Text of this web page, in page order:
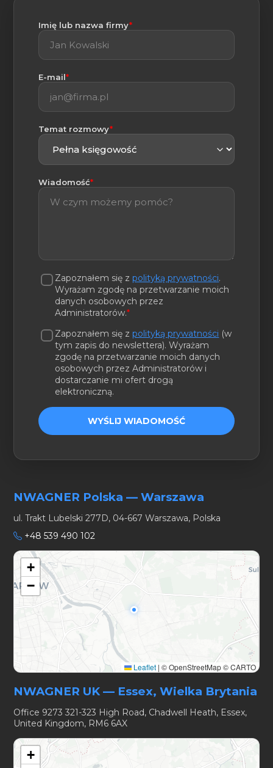
Imię lub nazwa firmy*(wymagane)
E-mail*(wymagane)
Temat rozmowy*(wymagane)
Wiadomość*(wymagane)
Zapoznałem się zpolityką prywatności.
Wyrażam zgodę na przetwarzanie moich
danych osobowych przez
Administratorów.*
Zapoznałem się zpolityką prywatności (w
tym zapis do newslettera). Wyrażam
zgodę na przetwarzanie moich danych
osobowych przez Administratorów i
dostarczanie mi ofert drogą
elektroniczną.
WYŚLIJ WIADOMOŚĆ
NWAGNER Polska — Warszawa
ul. Trakt Lubelski 277D, 04-667 Warszawa, Polska
+48 539 490 102
+
−
Leaflet | © OpenStreetMap © CARTO
NWAGNER UK — Essex, Wielka Brytania
Office 9273 321-323 High Road, Chadwell Heath, Essex,
United Kingdom, RM6 6AX
+